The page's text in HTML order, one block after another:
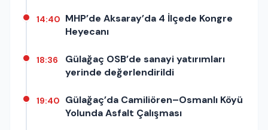
14:40 MHP’de Aksaray’da 4 İlçede Kongre
Heyecanı
18:36
Gülağaç OSB’de sanayi yatırımları
yerinde değerlendirildi
19:40
Gülağaç’da Camiliören–Osmanlı Köyü
Yolunda Asfalt Çalışması